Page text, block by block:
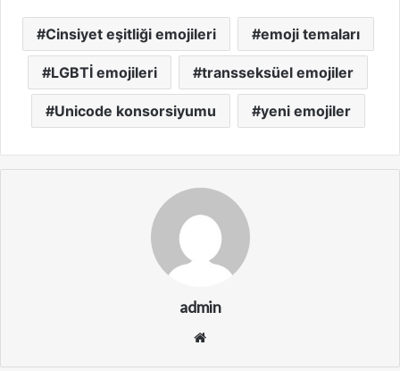
Cinsiyet eşitliği emojileri emoji temaları
LGBTİ emojileri transseksüel emojiler
Unicode konsorsiyumu yeni emojiler
admin